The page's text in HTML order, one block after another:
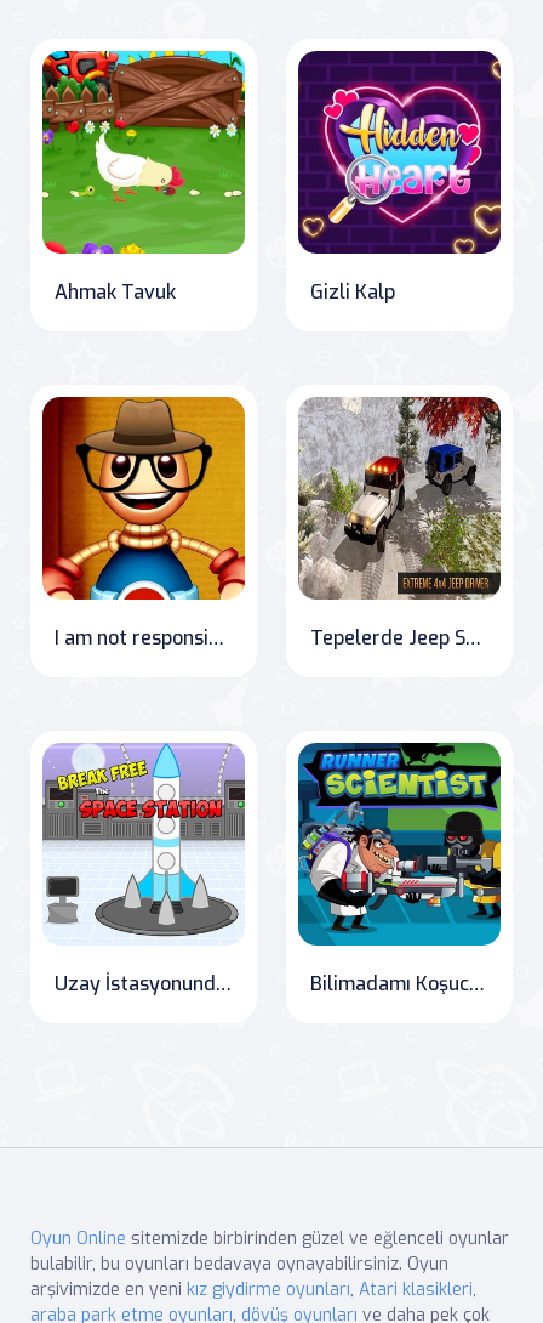
Ahmak Tavuk Gizli Kalp
I am not responsible for the contents of anyone's response. "Burger Bounce: The Adventures of Jumping Buddy Tepelerde Jeep Sürme Oyunu
Uzay İstasyonundan Kaçış Bilimadamı Koşucusu
Oyun Online sitemizde birbirinden güzel ve eğlenceli oyunlar
bulabilir, bu oyunları bedavaya oynayabilirsiniz. Oyun
arşivimizde en yeni kız giydirme oyunları, Atari klasikleri,
araba park etme oyunları, dövüş oyunları ve daha pek çok